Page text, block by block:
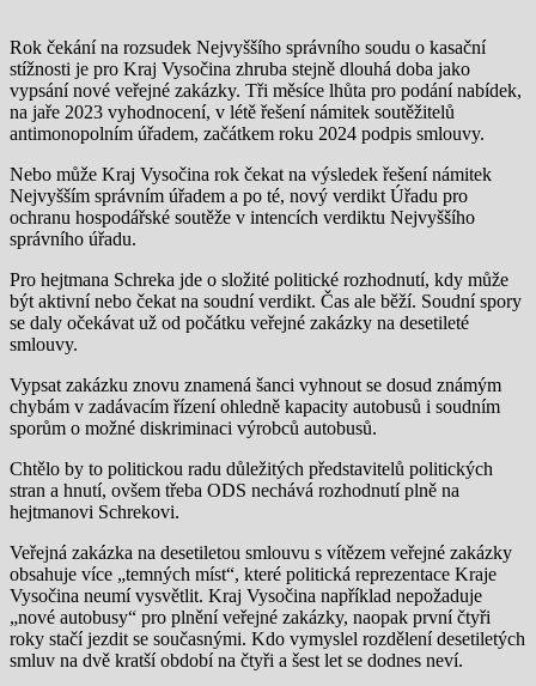
Rok čekání na rozsudek Nejvyššího správního soudu o kasační
stížnosti je pro Kraj Vysočina zhruba stejně dlouhá doba jako
vypsání nové veřejné zakázky. Tři měsíce lhůta pro podání nabídek,
na jaře 2023 vyhodnocení, v létě řešení námitek soutěžitelů
antimonopolním úřadem, začátkem roku 2024 podpis smlouvy.
Nebo může Kraj Vysočina rok čekat na výsledek řešení námitek
Nejvyšším správním úřadem a po té, nový verdikt Úřadu pro
ochranu hospodářské soutěže v intencích verdiktu Nejvyššího
správního úřadu.
Pro hejtmana Schreka jde o složité politické rozhodnutí, kdy může
být aktivní nebo čekat na soudní verdikt. Čas ale běží. Soudní spory
se daly očekávat už od počátku veřejné zakázky na desetileté
smlouvy.
Vypsat zakázku znovu znamená šanci vyhnout se dosud známým
chybám v zadávacím řízení ohledně kapacity autobusů i soudním
sporům o možné diskriminaci výrobců autobusů.
Chtělo by to politickou radu důležitých představitelů politických
stran a hnutí, ovšem třeba ODS nechává rozhodnutí plně na
hejtmanovi Schrekovi.
Veřejná zakázka na desetiletou smlouvu s vítězem veřejné zakázky
obsahuje více „temných míst“, které politická reprezentace Kraje
Vysočina neumí vysvětlit. Kraj Vysočina například nepožaduje
„nové autobusy“ pro plnění veřejné zakázky, naopak první čtyři
roky stačí jezdit se současnými. Kdo vymyslel rozdělení desetiletých
smluv na dvě kratší období na čtyři a šest let se dodnes neví.